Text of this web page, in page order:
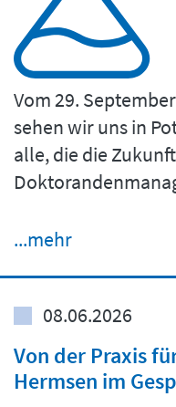
Vom 29.
sehen wir uns in
alle, die die
...mehr
08.06.2026
Von der Praxis
Hermsen im